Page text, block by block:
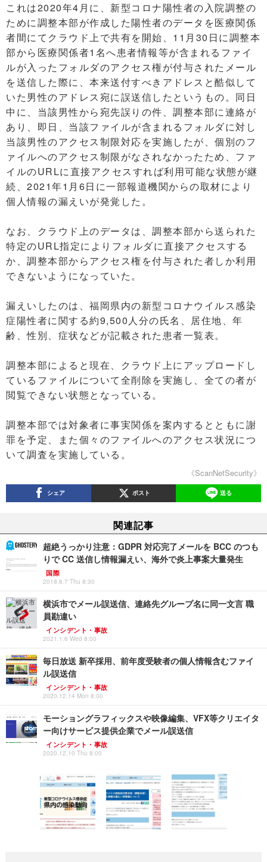
これは2020年4月に、新型コロナ陽性者の入院調整の
ために調整本部が作成した陽性者のデータを医療関係
者間にてクラウド上で共有を開始、11月30日に調整本
部から医療関係者1名へ患者情報等が含まれるファイ
ルが入ったフォルダのアクセス権が付与されたメール
を送信した際に、本来送付すべきアドレスと酷似して
いた男性のアドレス宛に誤送信したというもの。同日
中に、当該男性から宛先誤りの件、調整本部に連絡が
あり、即日、当該ファイルが含まれるフォルダに対し
当該男性のアクセス制限対応を実施したが、個別のフ
ァイルへのアクセス制限がなされなかったため、ファ
イルのURLに直接アクセスすれば利用可能な状態が継
続、2021年1月6日に一部報道機関からの取材により
個人情報の漏えいが発覚した。
なお、クラウド上のデータは、調整本部から送られた
特定のURL指定によりフォルダに直接アクセスする
か、調整本部からアクセス権を付与された者しか利用
できないようになっていた。
漏えいしたのは、福岡県内の新型コロナウイルス感染
症陽性者に関する約9,500人分の氏名、居住地、年
齢、性別、症状などが記載された患者一覧表。
調整本部によると現在、クラウド上にアップロードし
ているファイルについて全削除を実施し、全ての者が
閲覧できない状態となっている。
調整本部では対象者に事実関係を案内するとともに謝
罪を予定、また個々のファイルへのアクセス状況につ
いて調査を実施している。
《ScanNetSecurity》
シェア ポスト 送る
関連記事
超絶うっかり注意：GDPR 対応完了メールを BCC のつも
りで CC 送信し情報漏えい、海外で炎上事案大量発生
国際
2018.6.7 Thu 8:30
横浜市でメール誤送信、連絡先グループ名に同一文言 職
員勘違い
インシデント・事故
2021.1.6 Wed 8:00
毎日放送 新卒採用、前年度受験者の個人情報含むファイ
ル誤送信
インシデント・事故
2020.12.14 Mon 8:00
モーショングラフィックスや映像編集、VFX等クリエイタ
ー向けサービス提供企業でメール誤送信
インシデント・事故
2020.12.10 Thu 8:00